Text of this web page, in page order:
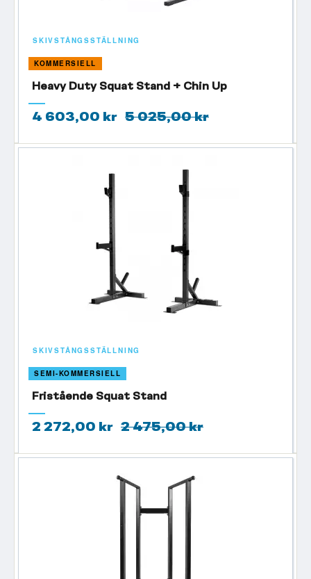
SKIVSTÅNGSSTÄLLNING
KOMMERSIELL
Heavy Duty Squat Stand + Chin Up
4 603,00 kr 5 025,00 kr
SKIVSTÅNGSSTÄLLNING
SEMI-KOMMERSIELL
Fristående Squat Stand
2 272,00 kr 2 475,00 kr